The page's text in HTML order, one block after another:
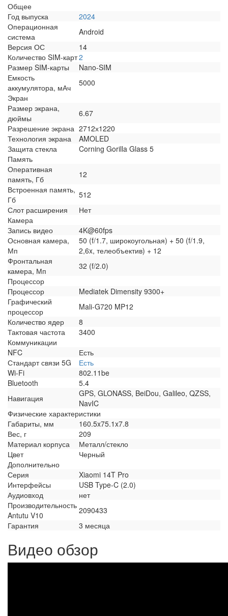
Общее
Год выпуска
2024
Операционная
система
Android
Версия ОС
14
Количество SIM-карт2
Размер SIM-карты
Nano-SIM
Емкость
аккумулятора, мАч
5000
Экран
Размер экрана,
дюймы
6.67
Разрешение экрана 2712х1220
Технология экрана
AMOLED
Защита стекла
Corning Gorilla Glass 5
Память
Оперативная
память, Гб
12
Встроенная память,
Гб
512
Слот расширения
Нет
Камера
Запись видео
4K@60fps
Основная камера,
Мп
50 (f/1.7, широкоугольная) + 50 (f/1.9,
2,6x, телеобъектив) + 12
Фронтальная
камера, Мп
32 (f/2.0)
Процессор
Процессор
Mediatek Dimensity 9300+
Графический
процессор
Mali-G720 MP12
Количество ядер
8
Тактовая частота
3400
Коммуникации
NFC
Есть
Стандарт связи 5G
Есть
Wi-Fi
802.11be
Bluetooth
5.4
Навигация
GPS, GLONASS, BeiDou, Galileo, QZSS,
NavIC
Физические характеристики
Габариты, мм
160.5x75.1x7.8
Вес, г
209
Материал корпуса
Металл/стекло
Цвет
Черный
Дополнительно
Серия
Xiaomi 14T Pro
Интерфейсы
USB Type-C (2.0)
Аудиовход
нет
Производительность
Antutu V10
2090433
Гарантия
3 месяца
Видео обзор